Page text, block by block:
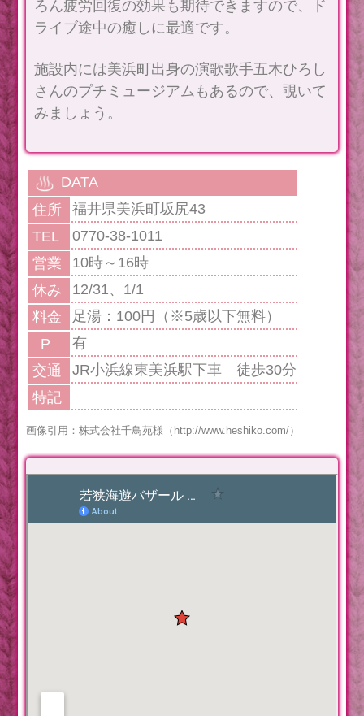
ろん疲労回復の効果も期待できますので、ド
ライブ途中の癒しに最適です。
施設内には美浜町出身の演歌歌手五木ひろし
さんのプチミュージアムもあるので、覗いて
みましょう。
DATA
住所
福井県美浜町坂尻43
TEL
0770-38-1011
営業
10時～16時
休み
12/31、1/1
料金
足湯：100円（※5歳以下無料）
P
有
交通
JR小浜線東美浜駅下車 徒歩30分
特記
画像引用：株式会社千鳥苑様（http://www.heshiko.com/）